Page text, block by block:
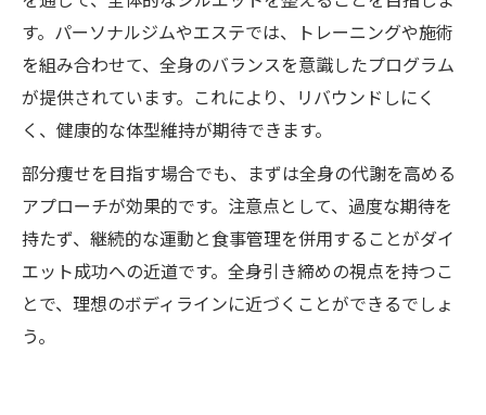
す。パーソナルジムやエステでは、トレーニングや施術
を組み合わせて、全身のバランスを意識したプログラム
が提供されています。これにより、リバウンドしにく
く、健康的な体型維持が期待できます。
部分痩せを目指す場合でも、まずは全身の代謝を高める
アプローチが効果的です。注意点として、過度な期待を
持たず、継続的な運動と食事管理を併用することがダイ
エット成功への近道です。全身引き締めの視点を持つこ
とで、理想のボディラインに近づくことができるでしょ
う。